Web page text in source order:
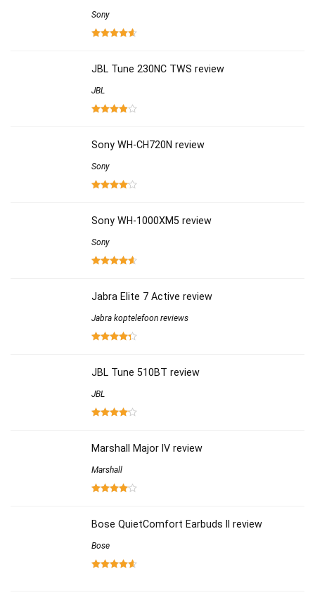
Sony
JBL Tune 230NC TWS review
JBL
Sony WH-CH720N review
Sony
Sony WH-1000XM5 review
Sony
Jabra Elite 7 Active review
Jabra koptelefoon reviews
JBL Tune 510BT review
JBL
Marshall Major IV review
Marshall
Bose QuietComfort Earbuds II review
Bose